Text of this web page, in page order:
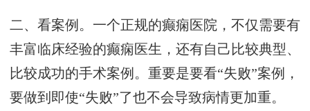
二、看案例。一个正规的癫痫医院，不仅需要有
丰富临床经验的癫痫医生，还有自己比较典型、
比较成功的手术案例。重要是要看“失败”案例，
要做到即使“失败”了也不会导致病情更加重。